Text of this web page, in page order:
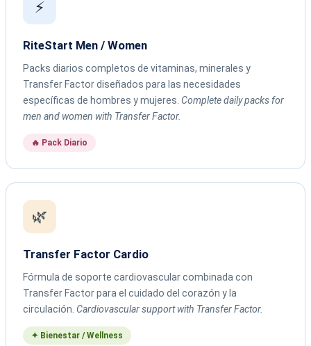
⚡
RiteStart Men / Women
Packs diarios completos de vitaminas, minerales y
Transfer Factor diseñados para las necesidades
específicas de hombres y mujeres. Complete daily packs for
men and women with Transfer Factor.
🔥 Pack Diario
🌿
Transfer Factor Cardio
Fórmula de soporte cardiovascular combinada con
Transfer Factor para el cuidado del corazón y la
circulación. Cardiovascular support with Transfer Factor.
✦ Bienestar / Wellness